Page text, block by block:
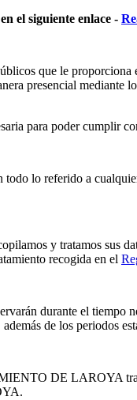
el siguiente enlace -
que le
presencial mediante
para poder cumplir
lo referido a cualquier
y tratamos sus
recogida en el
durante el
de los periodos
DE LAROYA